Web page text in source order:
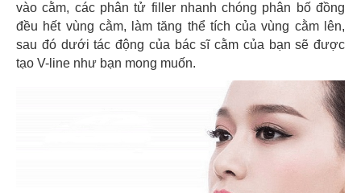
vào cằm, các phân tử filler nhanh chóng phân bố đồng
đều hết vùng cằm, làm tăng thể tích của vùng cằm lên,
sau đó dưới tác động của bác sĩ cằm của bạn sẽ được
tạo V-line như bạn mong muốn.